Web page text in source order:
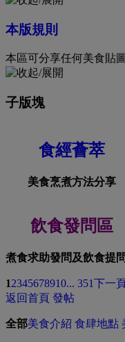
本版規則
本區可分享任何美食貼
子版塊
食經薈萃
美食烹煮方法分享
飲食發問區
煮食求助發問及飲食提
12345678910... 351下一
返回首頁 發帖
全部美食介紹 食肆地點